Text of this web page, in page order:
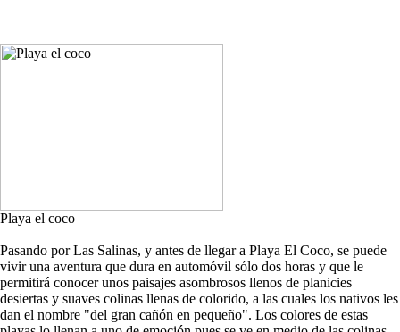
Playa el coco
Pasando por Las Salinas, y antes de llegar a Playa El Coco, se puede
vivir una aventura que dura en automóvil sólo dos horas y que le
permitirá conocer unos paisajes asombrosos llenos de planicies
desiertas y suaves colinas llenas de colorido, a las cuales los nativos les
dan el nombre "del gran cañón en pequeño". Los colores de estas